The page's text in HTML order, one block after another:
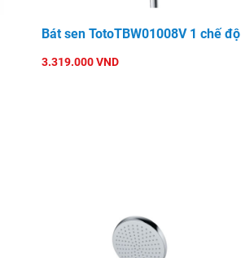
Bát sen TotoTBW01008V 1 chế độ
3.319.000 VND